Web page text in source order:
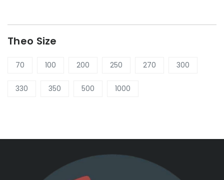
Theo Size
70 100 200 250 270 300
330 350 500 1000